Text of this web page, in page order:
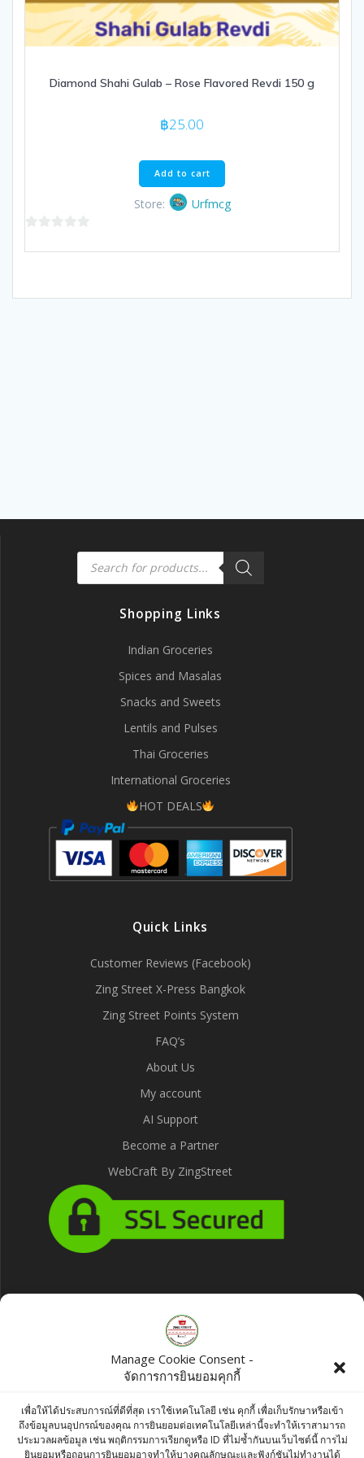
Manage Cookie Consent -
จัดการการยินยอมคุกกี้
เพื่อให้ได้ประสบการณ์ที่ดีที่สุด เราใช้เทคโนโลยี เช่น คุกกี้ เพื่อเก็บรักษาหรือเข้า
ถึงข้อมูลบนอุปกรณ์ของคุณ การยินยอมต่อเทคโนโลยีเหล่านี้จะทำให้เราสามารถ
ประมวลผลข้อมูล เช่น พฤติกรรมการเรียกดูหรือ ID ที่ไม่ซ้ำกันบนเว็บไซต์นี้ การไม่
ยินยอมหรือถอนการยินยอมอาจทำให้บางคุณลักษณะและฟังก์ชันไม่ทำงานได้
Diamond Shahi Gulab – Rose Flavored Revdi 150 g
฿25.00
Add to cart
Store: Urfmcg
Products
search
Shopping Links
Indian Groceries
Spices and Masalas
Snacks and Sweets
Lentils and Pulses
Thai Groceries
International Groceries
HOT DEALS
Quick Links
Customer Reviews (Facebook)
Zing Street X-Press Bangkok
Zing Street Points System
FAQ’s
About Us
My account
AI Support
Become a Partner
WebCraft By ZingStreet
Products
Frozen Vegetable Manchurian - Crispy
fried vegetable ball coated with spicy,
sour and sweet sauce. ผักผัดซอสเปรี้ยวหวาน
฿215.00Original
price
฿204.25Current
price
GeeBees Chai Gold -Unsweetened Instant